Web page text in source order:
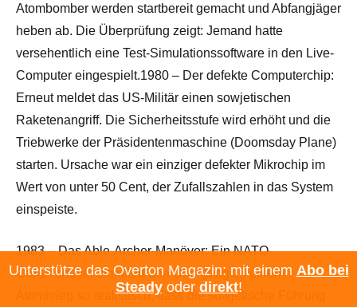
Atombomber werden startbereit gemacht und Abfangjäger
heben ab. Die Überprüfung zeigt: Jemand hatte
versehentlich eine Test-Simulationssoftware in den Live-
Computer eingespielt.1980 – Der defekte Computerchip:
Erneut meldet das US-Militär einen sowjetischen
Raketenangriff. Die Sicherheitsstufe wird erhöht und die
Triebwerke der Präsidentenmaschine (Doomsday Plane)
starten. Ursache war ein einziger defekter Mikrochip im
Wert von unter 50 Cent, der Zufallszahlen in das System
einspeiste.
1983 – Das Able-Archer-Manöver: Ein NATO-
Großmanöver simuliert den Übergang zu einem
Atomkrieg so realistisch, dass die sowjetische Führung
Unterstütze das Overton Magazin: mit einem Abo bei
Steadyoder direkt!